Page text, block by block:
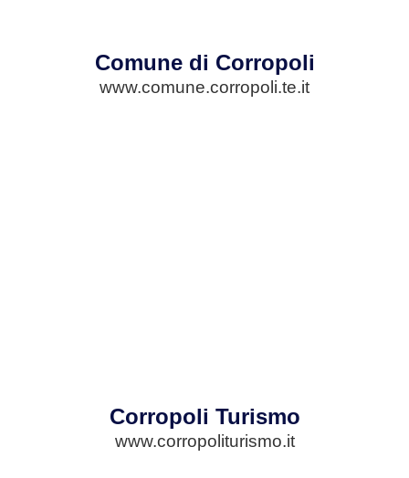
Comune di Corropoli
www.comune.corropoli.te.it
Corropoli Turismo
www.corropoliturismo.it